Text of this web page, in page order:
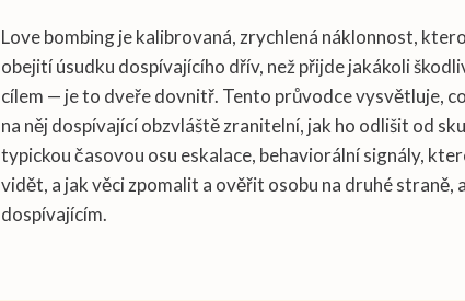
Love bombing je kalibrovaná, zrychlená náklonnost,
obejití úsudku dospívajícího dřív, než přijde jakákoli
cílem — je to dveře dovnitř. Tento průvodce vysvětluje,
na něj dospívající obzvláště zranitelní, jak ho odlišit od
typickou časovou osu eskalace, behaviorální signály,
vidět, a jak věci zpomalit a ověřit osobu na druhé straně,
dospívajícím.